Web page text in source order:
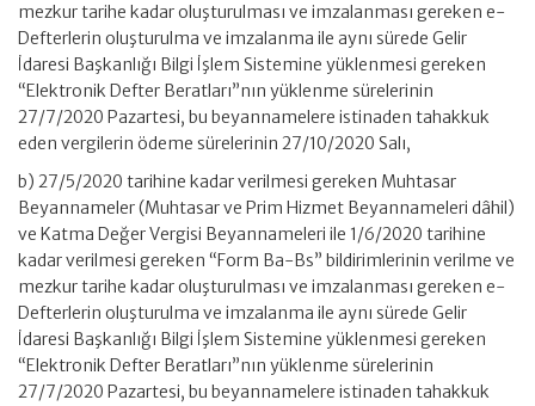
mezkur tarihe kadar oluşturulması ve imzalanması gereken e-
Defterlerin oluşturulma ve imzalanma ile aynı sürede Gelir
İdaresi Başkanlığı Bilgi İşlem Sistemine yüklenmesi gereken
“Elektronik Defter Beratları”nın yüklenme sürelerinin
27/7/2020 Pazartesi, bu beyannamelere istinaden tahakkuk
eden vergilerin ödeme sürelerinin 27/10/2020 Salı,
b) 27/5/2020 tarihine kadar verilmesi gereken Muhtasar
Beyannameler (Muhtasar ve Prim Hizmet Beyannameleri dâhil)
ve Katma Değer Vergisi Beyannameleri ile 1/6/2020 tarihine
kadar verilmesi gereken “Form Ba-Bs” bildirimlerinin verilme ve
mezkur tarihe kadar oluşturulması ve imzalanması gereken e-
Defterlerin oluşturulma ve imzalanma ile aynı sürede Gelir
İdaresi Başkanlığı Bilgi İşlem Sistemine yüklenmesi gereken
“Elektronik Defter Beratları”nın yüklenme sürelerinin
27/7/2020 Pazartesi, bu beyannamelere istinaden tahakkuk